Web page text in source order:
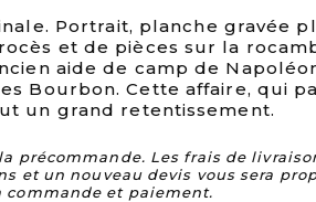
Portrait, planche gravée
et de pièces sur la
aide de camp de
Bourbon. Cette affaire, qui
un grand retentissement.
précommande. Les frais de
et un nouveau devis vous sera
commande et paiement.